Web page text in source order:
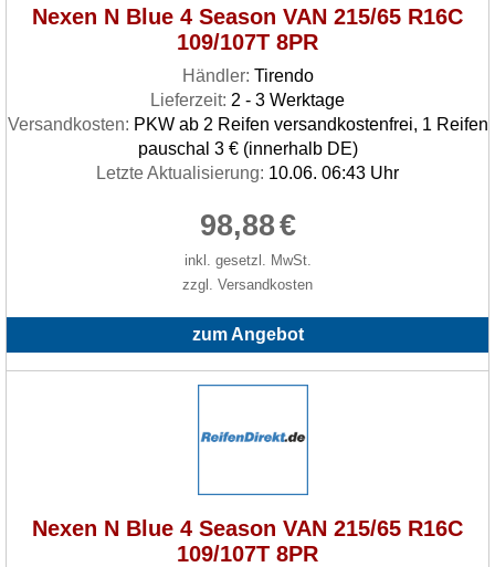
Nexen N Blue 4 Season VAN 215/65 R16C
109/107T 8PR
Händler: Tirendo
Lieferzeit: 2 - 3 Werktage
Versandkosten: PKW ab 2 Reifen versandkostenfrei, 1 Reifen
pauschal 3 € (innerhalb DE)
Letzte Aktualisierung: 10.06. 06:43 Uhr
98,88€
inkl. gesetzl. MwSt.
zzgl. Versandkosten
zum Angebot
Nexen N Blue 4 Season VAN 215/65 R16C
109/107T 8PR